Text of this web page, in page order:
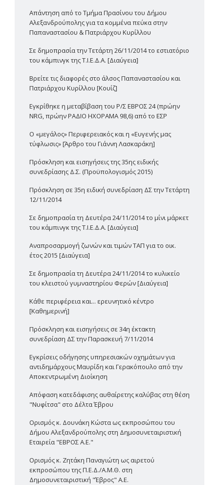
Απάντηση από το Τμήμα Πρασίνου του Δήμου
Αλεξανδρούπολης για τα κομμένα πεύκα στην
Παπαναστασίου & Πατριάρχου Κυρίλλου
Σε δημοπρασία την Τετάρτη 26/11/2014 το εστιατόριο
του κάμπινγκ της Τ.Ι.Ε.Δ.Α. [Διαύγεια]
Βρείτε τις διαφορές στο άλσος Παπαναστασίου και
Πατριάρχου Κυρίλλου [Κουίζ]
Εγκρίθηκε η μεταβίβαση του Ρ/Σ ΕΒΡΟΣ 24 (πρώην
NRG, πρώην ΡΑΔΙΟ ΗΧΟΡΑΜΑ 98,6) από το ΕΣΡ
Ο «μεγάλος» Περιφερειακός και η «Ευγενής μας
τύφλωσις» [Άρθρο του Γιάννη Λασκαράκη]
Πρόσκληση και εισηγήσεις της 35ης ειδικής
συνεδρίασης Δ.Σ. (Προϋπολογισμός 2015)
Πρόσκληση σε 35η ειδική συνεδρίαση ΔΣ την Τετάρτη
12/11/2014
Σε δημοπρασία τη Δευτέρα 24/11/2014 το μίνι μάρκετ
του κάμπινγκ της Τ.Ι.Ε.Δ.Α. [Διαύγεια]
Αναπροσαρμογή ζωνών και τιμών ΤΑΠ για το οικ.
έτος 2015 [Διαύγεια]
Σε δημοπρασία τη Δευτέρα 24/11/2014 το κυλικείο
του κλειστού γυμναστηρίου Φερών [Διαύγεια]
Κάθε περιφέρεια και... ερευνητικό κέντρο
[Καθημερινή]
Πρόσκληση και εισηγήσεις σε 34η έκτακτη
συνεδρίαση ΔΣ την Παρασκευή 7/11/2014
Εγκρίσεις οδήγησης υπηρεσιακών οχημάτων για
αντιδημάρχους Μαυρίδη και Γερακόπουλο από την
Αποκεντρωμένη Διοίκηση
Απόφαση κατεδάφισης αυθαίρετης καλύβας στη θέση
"Νυφίτσα" στο Δέλτα Έβρου
Ορισμός κ. Δουνάκη Κώστα ως εκπροσώπου του
Δήμου Αλεξανδρούπολης στη Δημοσυνεταιριστική
Εταιρεία "ΕΒΡΟΣ Α.Ε."
Ορισμός κ. Ζητάκη Παναγιώτη ως αιρετού
εκπροσώπου της Π.Ε.Δ./Α.Μ.Θ. στη
Δημοσυνεταιριστική "Έβρος" Α.Ε.